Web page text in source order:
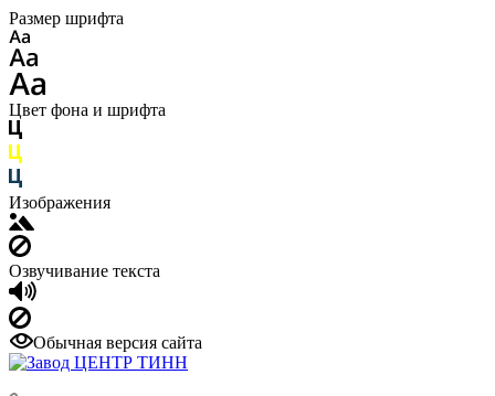
Размер шрифта
Цвет фона и шрифта
Изображения
Озвучивание текста
Обычная версия сайта